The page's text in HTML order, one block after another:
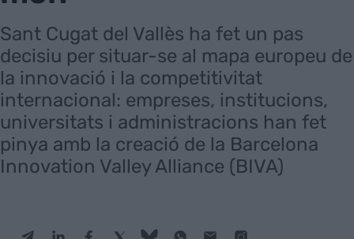
Sant Cugat del Vallès ha fet un pas
decisiu per situar-se al mapa europeu de
la innovació i la competitivitat
internacional: empreses, institucions,
universitats i administracions han fet
pinya amb la creació de la Barcelona
Innovation Valley Alliance (BIVA)